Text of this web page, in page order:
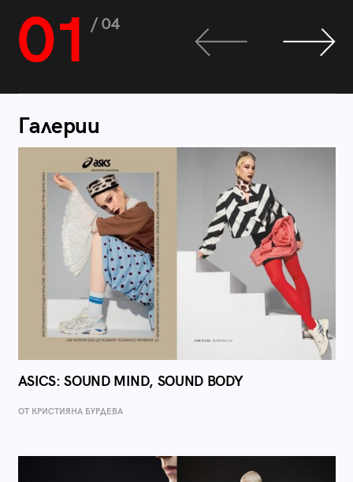
01 / 04
Галерии
ASICS: SOUND MIND, SOUND BODY
ОТ КРИСТИЯНА БУРДЕВА